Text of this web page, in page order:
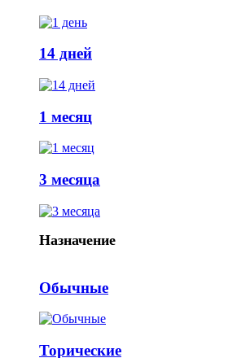
14 дней
1 месяц
3 месяца
Назначение
Обычные
Торические